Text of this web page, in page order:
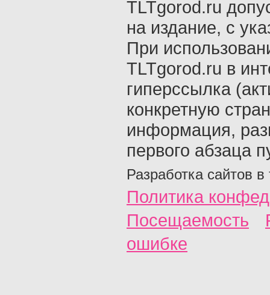
TLTgorod.ru
на издание, с
При
TLTgorod.ru в
гиперссылка
конкретную
информация,
первого абзаца
Разработка сайтов в
Политика
Посещаемость
ошибке